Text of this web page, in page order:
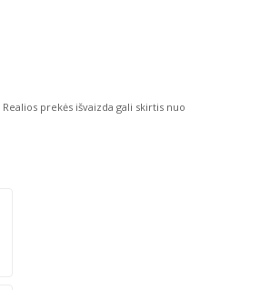
Realios prekės išvaizda gali skirtis nuo